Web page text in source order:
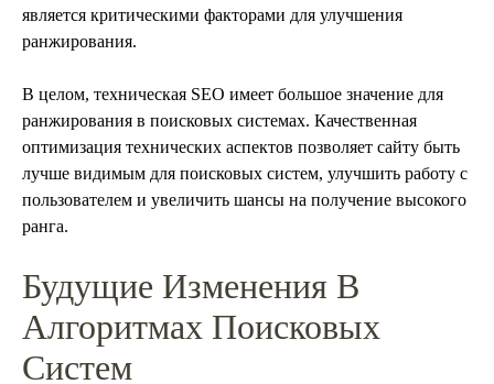
является критическими факторами для улучшения
ранжирования.
В целом, техническая SEO имеет большое значение для
ранжирования в поисковых системах. Качественная
оптимизация технических аспектов позволяет сайту быть
лучше видимым для поисковых систем, улучшить работу с
пользователем и увеличить шансы на получение высокого
ранга.
Будущие Изменения В
Алгоритмах Поисковых
Систем